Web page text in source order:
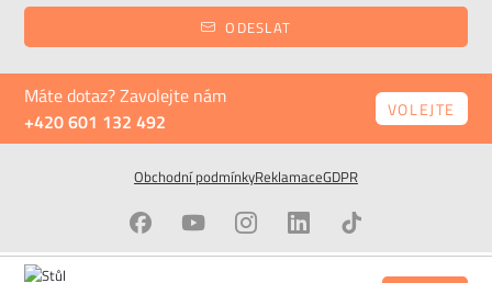
ODESLAT
Máte dotaz? Zavolejte nám
+420 601 132 492
VOLEJTE
Obchodní podmínkyReklamaceGDPR